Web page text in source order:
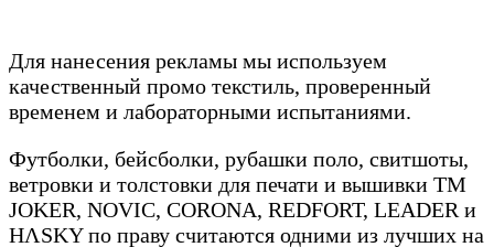
Для нанесения рекламы мы используем
качественный промо текстиль, проверенный
временем и лабораторными испытаниями.
Футболки, бейсболки, рубашки поло, свитшоты,
ветровки и толстовки для печати и вышивки TM
JOKER, NOVIC, CORONA, REDFORT, LEADER и
HΛSKY по праву считаются одними из лучших на